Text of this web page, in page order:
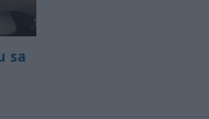
sa